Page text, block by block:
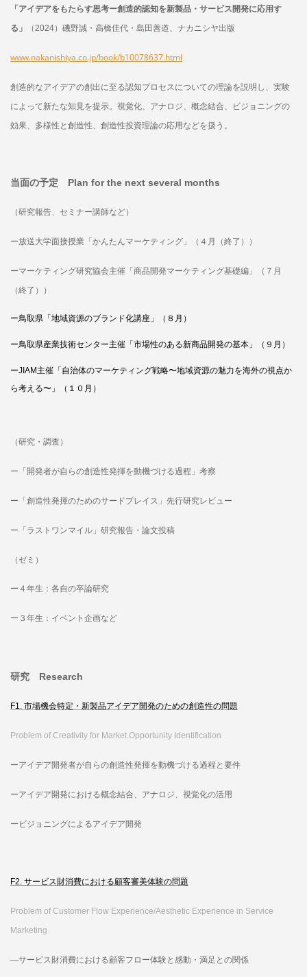
「アイデアをもたらす思考ー創造的認知を新製品・サービス開発に応用す
る」
（2024）磯野誠・高橋佳代・島田善道、ナカニシヤ出版
www.nakanishiya.co.jp/book/b10078637.html
創造的なアイデアの創出に至る認知プロセスについての理論を説明し、実験
によって新たな知見を提示。視覚化、アナロジ、概念結合、ビジョニングの
効果、多様性と創造性、創造性投資理論の応用などを扱う。
当面の予定 Plan for the next several months
（研究報告、セミナー講師など）
ー放送大学面接授業「かんたんマーケティング」（４月（終了））
ーマーケティング研究協会主催「商品開発マーケティング基礎編」（７月
（終了））
ー鳥取県「地域資源のブランド化講座」（８月 ）
ー鳥取県産業技術センター主催「市場性のある新商品開発の基本」（９月）
ーJIAM主催「自治体のマーケティング戦略〜地域資源の魅力を海外の視点か
ら考える〜」（１０月）
（研究・調査）
ー「開発者が自らの創造性発揮を動機づける過程」考察
ー「創造性発揮のためのサードプレイス」先行研究レビュー
ー「ラストワンマイル」研究報告・論文投稿
（ゼミ）
ー４年生：各自の卒論研究
ー３年生：イベント企画など
研究 Research
F1. 市場機会特定・新製品アイデア開発のための創造性の問題
Problem of Creativity for Market Opportunity Identification
ーアイデア開発者が自らの創造性発揮を動機づける過程と要件
ーアイデア開発における概念結合、アナロジ、視覚化の活用
ービジョニングによるアイデア開発
F2. サービス財消費における顧客審美体験の問題
Problem of Customer Flow Experience/Aesthetic Experience in Service
Marketing
―サービス財消費における顧客フロー体験と感動・満足との関係